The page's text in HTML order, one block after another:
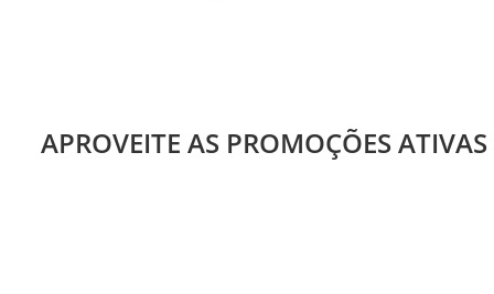
APROVEITE AS PROMOÇÕES ATIVAS